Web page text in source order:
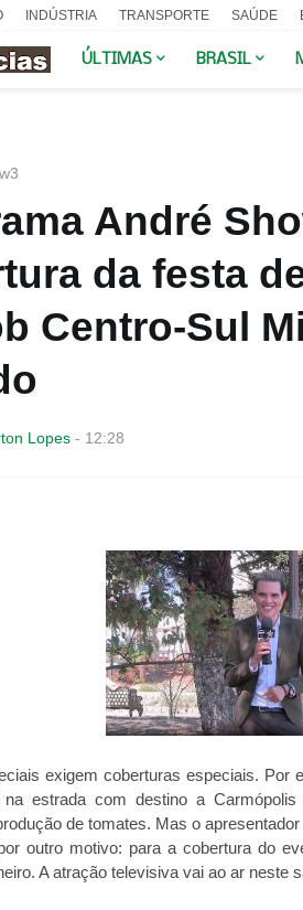
INDÚSTRIA TRANSPORTE SAÚDE
ÚLTIMAS BRASIL
w3
André
da festa
Centro-Sul
Lopes - 12:28
exigem coberturas especiais. Por
estrada com destino a
de tomates. Mas o
outro motivo: para a cobertura do
A atração televisiva vai ao ar neste